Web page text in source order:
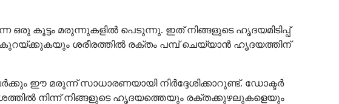
ഒരു കൂട്ടം മരുന്നുകളിൽ പെടുന്നു. ഇത് നിങ്ങളുടെ ഹൃദയമിടിപ്പ്
ശരീരത്തിൽ രക്തം പമ്പ് ചെയ്യാൻ ഹൃദയത്തിന്
ഈ മരുന്ന് സാധാരണയായി നിർദ്ദേശിക്കാറുണ്ട്. ഡോക്ടർ
നിന്ന് നിങ്ങളുടെ ഹൃദയത്തെയും രക്തക്കുഴലുകളെയും